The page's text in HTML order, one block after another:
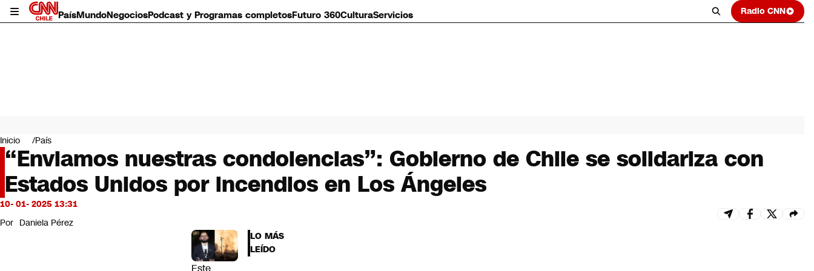
PaísMundoNegociosPodcast y Programas completosFuturo 360CulturaServicios Radio CNN
Mundo
Negocios
Deportes
Programas completos
Cultura
Servicios
Bits
CNN Data
Inicio País
“Enviamos nuestras condolencias”: Gobierno de Chile se solidariza con
Estados Unidos por incendios en Los Ángeles
10- 01- 2025 13:31
Por Daniela Pérez
Este
LO MÁS
LEÍDO